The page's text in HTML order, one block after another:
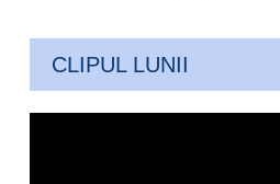
CLIPUL LUNII